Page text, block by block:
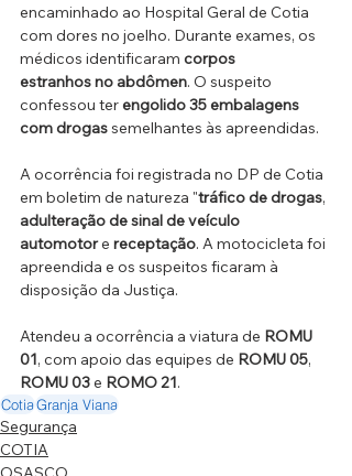
encaminhado ao Hospital Geral de Cotia
com dores no joelho. Durante exames, os
médicos identificaram corpos
estranhos no abdômen. O suspeito
confessou ter engolido 35 embalagens
com drogas semelhantes às apreendidas.
A ocorrência foi registrada no DP de Cotia
em boletim de natureza "tráfico de drogas,
adulteração de sinal de veículo
automotor e receptação. A motocicleta foi
apreendida e os suspeitos ficaram à
disposição da Justiça.
Atendeu a ocorrência a viatura de ROMU
01, com apoio das equipes de ROMU 05,
ROMU 03 e ROMO 21.
CotiaGranja Viana
Segurança
COTIA